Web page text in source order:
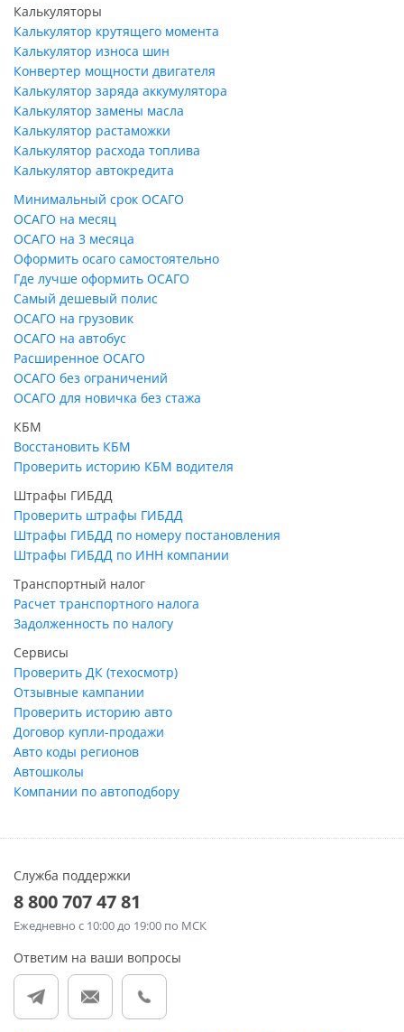
Калькуляторы
Калькулятор крутящего момента
Калькулятор износа шин
Конвертер мощности двигателя
Калькулятор заряда аккумулятора
Калькулятор замены масла
Калькулятор растаможки
Калькулятор расхода топлива
Калькулятор автокредита
Минимальный срок ОСАГО
ОСАГО на месяц
ОСАГО на 3 месяца
Оформить осаго самостоятельно
Где лучше оформить ОСАГО
Самый дешевый полис
ОСАГО на грузовик
ОСАГО на автобус
Расширенное ОСАГО
ОСАГО без ограничений
ОСАГО для новичка без стажа
КБМ
Восстановить КБМ
Проверить историю КБМ водителя
Штрафы ГИБДД
Проверить штрафы ГИБДД
Штрафы ГИБДД по номеру постановления
Штрафы ГИБДД по ИНН компании
Транспортный налог
Расчет транспортного налога
Задолженность по налогу
Сервисы
Проверить ДК (техосмотр)
Отзывные кампании
Проверить историю авто
Договор купли-продажи
Авто коды регионов
Автошколы
Компании по автоподбору
Служба поддержки
8 800 707 47 81
Ежедневно с 10:00 до 19:00 по МСК
Ответим на ваши вопросы